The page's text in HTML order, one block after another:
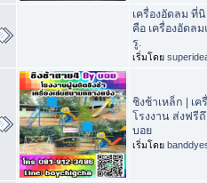
เครื่องอัดลม ที่
คือ เครื่องอัดล
รู.
เริ่มโดย
ชิงช้าเหล็ก | เ
โรงงาน ส่งฟรี
บอย
เริ่มโดย